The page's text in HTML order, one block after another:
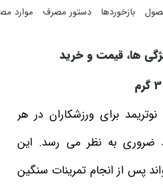
بازخوردها دستور مصرف موارد
ها، قیمت و خرید
برای ورزشکاران در هر
ضروری به نظر می‌ رسد. این
پس از انجام تمرینات سنگین